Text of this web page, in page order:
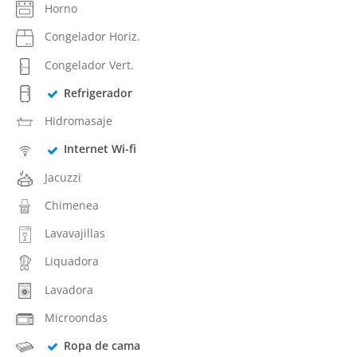
Horno
Congelador Horiz.
Congelador Vert.
Refrigerador
Hidromasaje
Internet Wi-fi
Jacuzzi
Chimenea
Lavavajillas
Liquadora
Lavadora
Microondas
Ropa de cama